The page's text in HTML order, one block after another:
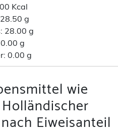
Kcal
28.50 g
28.00 g
0.00 g
0.00 g
wie
Eiweisanteil